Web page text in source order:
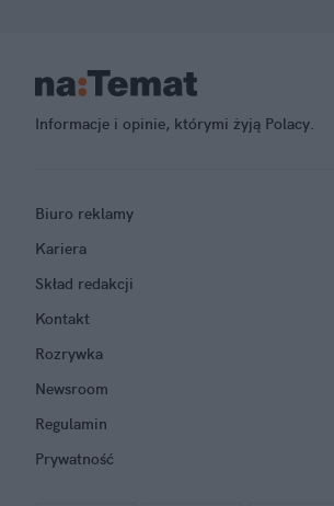
Informacje i opinie, którymi żyją Polacy.
Biuro reklamy
Kariera
Skład redakcji
Kontakt
Rozrywka
Newsroom
Regulamin
Prywatność